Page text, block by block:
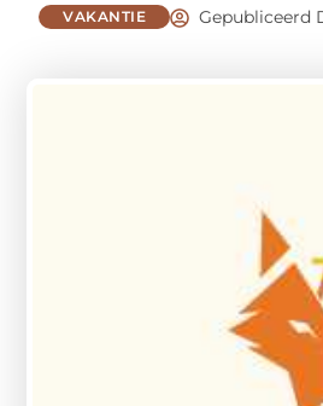
VAKANTIE Gepubliceerd